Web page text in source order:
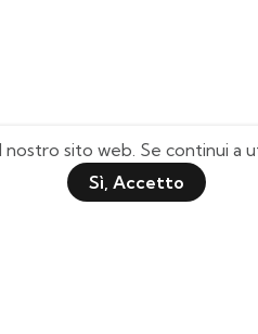
sito web. Se continui
Sì, Accetto